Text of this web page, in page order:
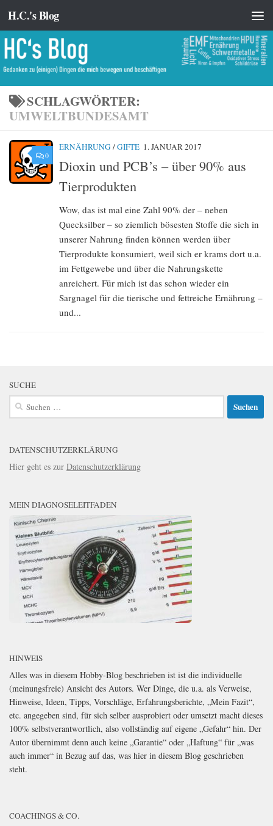
Zum Inhalt springen
H.C.'s Blog
SCHLAGWÖRTER:
UMWELTBUNDESAMT
0
ERNÄHRUNG /GIFTE 1. JANUAR 2017
Dioxin und PCB’s – über 90% aus
Tierprodukten
Wow, das ist mal eine Zahl 90% der – neben
Quecksilber – so ziemlich bösesten Stoffe die sich in
unserer Nahrung finden können werden über
Tierprodukte konsumiert, weil sich er krams dort u.a.
im Fettgewebe und über die Nahrungskette
anreichert. Für mich ist das schon wieder ein
Sargnagel für die tierische und fettreiche Ernährung –
und...
SUCHE
Suchen
nach:
DATENSCHUTZERKLÄRUNG
Hier geht es zur Datenschutzerklärung
MEIN DIAGNOSELEITFADEN
HINWEIS
Alles was in diesem Hobby-Blog beschrieben ist ist die individuelle
(meinungsfreie) Ansicht des Autors. Wer Dinge, die u.a. als Verweise,
Hinweise, Ideen, Tipps, Vorschläge, Erfahrungsberichte, „Mein Fazit“,
etc. angegeben sind, für sich selber ausprobiert oder umsetzt macht dieses
100% selbstverantwortlich, also vollständig auf eigene „Gefahr“ hin. Der
Autor übernimmt denn auch keine „Garantie“ oder „Haftung“ für „was
auch immer“ in Bezug auf das, was hier in diesem Blog geschrieben
steht.
COACHINGS & CO.